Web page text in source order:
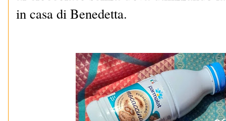
in casa di Benedetta.